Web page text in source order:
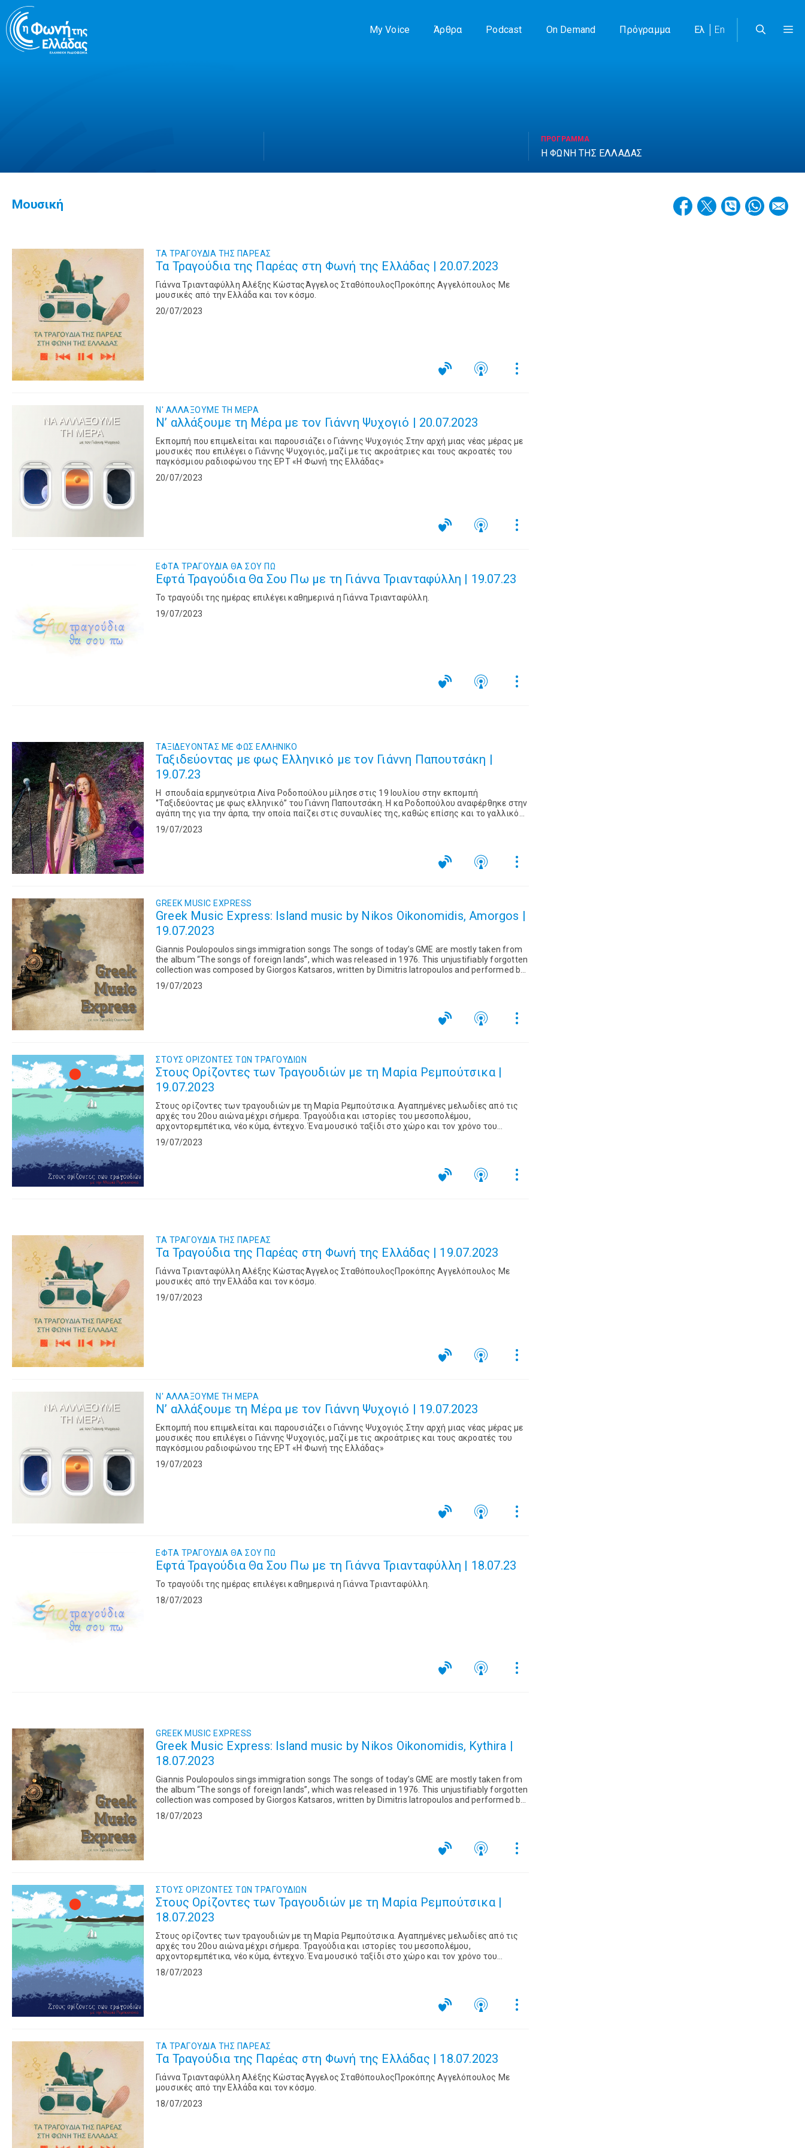
Μετάβαση
σε
περιεχόμενο
My Voice Άρθρα Podcast On Demand Πρόγραμμα Ελ En
ΠΡΟΓΡΑΜΜΑ
Η ΦΩΝΗ ΤΗΣ ΕΛΛΑΔΑΣ
Μουσική
ΤΑ ΤΡΑΓΟΥΔΙΑ ΤΗΣ ΠΑΡΕΑΣ
Τα Τραγούδια της Παρέας στη Φωνή της Ελλάδας | 20.07.2023
Γιάννα Τριανταφύλλη Αλέξης ΚώσταςΆγγελος ΣταθόπουλοςΠροκόπης Αγγελόπουλος Με
μουσικές από την Ελλάδα και τον κόσμο.
20/07/2023
Ν' ΑΛΛΑΞΟΥΜΕ ΤΗ ΜΕΡΑ
N’ αλλάξουμε τη Μέρα με τον Γιάννη Ψυχογιό | 20.07.2023
Εκπομπή που επιμελείται και παρουσιάζει ο Γιάννης Ψυχογιός.Στην αρχή μιας νέας μέρας με
μουσικές που επιλέγει ο Γιάννης Ψυχογιός, μαζί με τις ακροάτριες και τους ακροατές του
παγκόσμιου ραδιοφώνου της ΕΡΤ «Η Φωνή της Ελλάδας»
20/07/2023
ΕΦΤΑ ΤΡΑΓΟΥΔΙΑ ΘΑ ΣΟΥ ΠΩ
Εφτά Τραγούδια Θα Σου Πω με τη Γιάννα Τριανταφύλλη | 19.07.23
To τραγούδι της ημέρας επιλέγει καθημερινά η Γιάννα Τριανταφύλλη.
19/07/2023
ΤΑΞΙΔΕΥΟΝΤΑΣ ΜΕ ΦΩΣ ΕΛΛΗΝΙΚΟ
Ταξιδεύοντας με φως Ελληνικό με τον Γιάννη Παπουτσάκη |
19.07.23
Η σπουδαία ερμηνεύτρια Λίνα Ροδοπούλου μίλησε στις 19 Ιουλίου στην εκπομπή
‘’Ταξιδεύοντας με φως ελληνικό’’ του Γιάννη Παπουτσάκη. Η κα Ροδοπούλου αναφέρθηκε στην
αγάπη της για την άρπα, την οποία παίζει στις συναυλίες της, καθώς επίσης και το γαλλικό
19/07/2023
GREEK MUSIC EXPRESS
Greek Music Express: Island music by Nikos Oikonomidis, Amorgos |
19.07.2023
Giannis Poulopoulos sings immigration songs The songs of today’s GME are mostly taken from
the album “The songs of foreign lands”, which was released in 1976. This unjustifiably forgotten
collection was composed by Giorgos Katsaros, written by Dimitris Iatropoulos and performed by
δουλειά από το μακρινό 1976, με τη βελούδινη φωνή του Πουλόπουλου, τους εμπνευσμένους
σχεδόν καθόλου. Πάντως, με το συνεχιζόμενο δράμα της προσφυγιάς και της μετανάστευσης
19/07/2023
ΣΤΟΥΣ OΡΙΖΟΝΤΕΣ ΤΩΝ TΡΑΓΟΥΔΙΩΝ
Στους Ορίζοντες των Τραγουδιών με τη Μαρία Ρεμπούτσικα |
19.07.2023
Στους ορίζοντες των τραγουδιών με τη Μαρία Ρεμπούτσικα. Αγαπημένες μελωδίες από τις
αρχές του 20ου αιώνα μέχρι σήμερα. Τραγούδια και ιστορίες του μεσοπολέμου,
αρχοντορεμπέτικα, νέο κύμα, έντεχνο. Ένα μουσικό ταξίδι στο χώρο και τον χρόνο του
19/07/2023
ΤΑ ΤΡΑΓΟΥΔΙΑ ΤΗΣ ΠΑΡΕΑΣ
Τα Τραγούδια της Παρέας στη Φωνή της Ελλάδας | 19.07.2023
Γιάννα Τριανταφύλλη Αλέξης ΚώσταςΆγγελος ΣταθόπουλοςΠροκόπης Αγγελόπουλος Με
μουσικές από την Ελλάδα και τον κόσμο.
19/07/2023
Ν' ΑΛΛΑΞΟΥΜΕ ΤΗ ΜΕΡΑ
N’ αλλάξουμε τη Μέρα με τον Γιάννη Ψυχογιό | 19.07.2023
Εκπομπή που επιμελείται και παρουσιάζει ο Γιάννης Ψυχογιός.Στην αρχή μιας νέας μέρας με
μουσικές που επιλέγει ο Γιάννης Ψυχογιός, μαζί με τις ακροάτριες και τους ακροατές του
παγκόσμιου ραδιοφώνου της ΕΡΤ «Η Φωνή της Ελλάδας»
19/07/2023
ΕΦΤΑ ΤΡΑΓΟΥΔΙΑ ΘΑ ΣΟΥ ΠΩ
Εφτά Τραγούδια Θα Σου Πω με τη Γιάννα Τριανταφύλλη | 18.07.23
To τραγούδι της ημέρας επιλέγει καθημερινά η Γιάννα Τριανταφύλλη.
18/07/2023
GREEK MUSIC EXPRESS
Greek Music Express: Island music by Nikos Oikonomidis, Kythira |
18.07.2023
Giannis Poulopoulos sings immigration songs The songs of today’s GME are mostly taken from
the album “The songs of foreign lands”, which was released in 1976. This unjustifiably forgotten
collection was composed by Giorgos Katsaros, written by Dimitris Iatropoulos and performed by
δουλειά από το μακρινό 1976, με τη βελούδινη φωνή του Πουλόπουλου, τους εμπνευσμένους
σχεδόν καθόλου. Πάντως, με το συνεχιζόμενο δράμα της προσφυγιάς και της μετανάστευσης
18/07/2023
ΣΤΟΥΣ OΡΙΖΟΝΤΕΣ ΤΩΝ TΡΑΓΟΥΔΙΩΝ
Στους Ορίζοντες των Τραγουδιών με τη Μαρία Ρεμπούτσικα |
18.07.2023
Στους ορίζοντες των τραγουδιών με τη Μαρία Ρεμπούτσικα. Αγαπημένες μελωδίες από τις
αρχές του 20ου αιώνα μέχρι σήμερα. Τραγούδια και ιστορίες του μεσοπολέμου,
αρχοντορεμπέτικα, νέο κύμα, έντεχνο. Ένα μουσικό ταξίδι στο χώρο και τον χρόνο του
18/07/2023
ΤΑ ΤΡΑΓΟΥΔΙΑ ΤΗΣ ΠΑΡΕΑΣ
Τα Τραγούδια της Παρέας στη Φωνή της Ελλάδας | 18.07.2023
Γιάννα Τριανταφύλλη Αλέξης ΚώσταςΆγγελος ΣταθόπουλοςΠροκόπης Αγγελόπουλος Με
μουσικές από την Ελλάδα και τον κόσμο.
18/07/2023